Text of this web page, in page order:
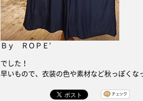
Ｂｙ ＲＯＰＥ’
でした！
早いもので、衣装の色や素材など秋っぽくな